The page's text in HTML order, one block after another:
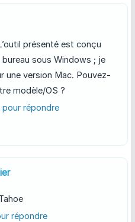
présenté est conçu
sous Windows ; je
une version Mac. Pouvez-
modèle/OS ?
répondre
répondre